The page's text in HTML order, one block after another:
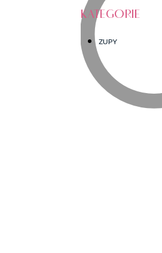
KATEGORIE
ZUPY